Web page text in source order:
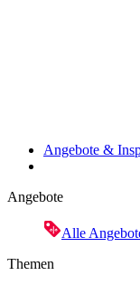
Angebote &
Angebote
Alle
Themen